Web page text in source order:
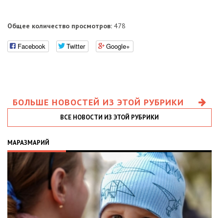
Общее количество просмотров: 478
Facebook Twitter Google+
БОЛЬШЕ НОВОСТЕЙ ИЗ ЭТОЙ РУБРИКИ
ВСЕ НОВОСТИ ИЗ ЭТОЙ РУБРИКИ
МАРАЗМАРИЙ